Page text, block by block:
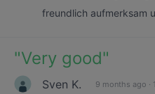
freundlich aufmerksam
"Very good"
Sven K. 9 months ago ·